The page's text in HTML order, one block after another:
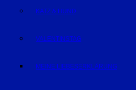
KATZ & HUND
VALENTINSTAG
MEINE LIEBESERKLÄRUNG